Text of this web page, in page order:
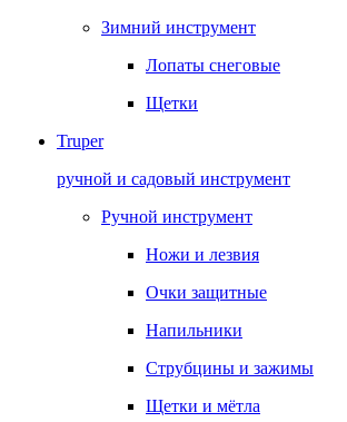
Зимний инструмент
Лопаты снеговые
Щетки
Truper
ручной и садовый инструмент
Ручной инструмент
Ножи и лезвия
Очки защитные
Напильники
Струбцины и зажимы
Щетки и мётла